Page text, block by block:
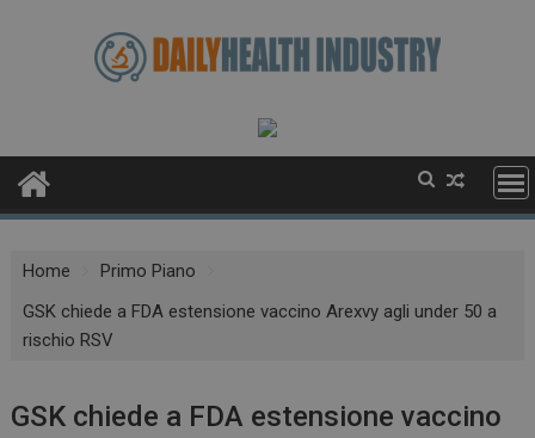
Home
Primo Piano
GSK chiede a FDA estensione vaccino Arexvy agli under 50 a
rischio RSV
GSK chiede a FDA estensione vaccino